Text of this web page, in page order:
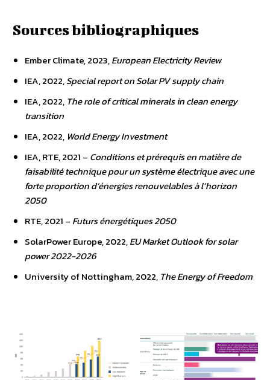
Sources bibliographiques
Ember Climate, 2023,European Electricity Review
IEA, 2022,Special report on Solar PV supply chain
IEA, 2022, The role of critical minerals in clean energy
transition
IEA, 2022, World Energy Investment
IEA, RTE, 2021 – Conditions et prérequis en matière de
faisabilité technique pour un système électrique avec une
forte proportion d’énergies renouvelables à l’horizon
2050
RTE, 2021 – Futurs énergétiques 2050
SolarPower Europe, 2022,EU Market Outlook for solar
power 2022-2026
University of Nottingham, 2022, The Energy of Freedom